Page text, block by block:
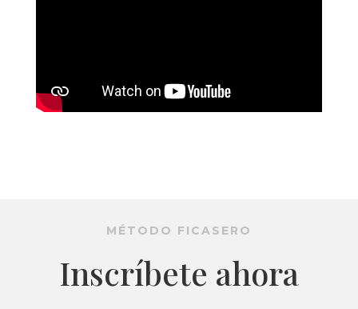
MÉTODO FICASERO
Inscríbete ahora